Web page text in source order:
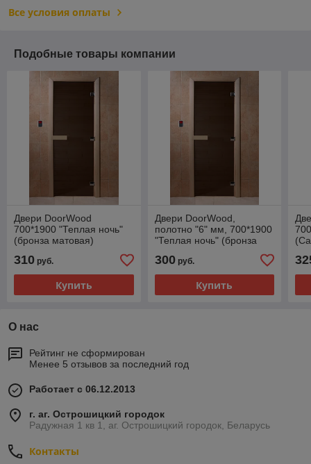
Все условия оплаты
Подобные товары компании
Двери DoorWood
700*1900 "Теплая ночь"
(бронза матовая)
310 руб.
Купить
Двери DoorWood,
полотно "6" мм, 700*1900
"Теплая ночь" (бронза
300руб.
Купить
О нас
Рейтинг не сформирован
Менее 5 отзывов за последний год
Работает с 06.12.2013
г. аг. Острошицкий городок
Радужная 1 кв 1, аг. Острошицкий городок, Беларусь
Контакты